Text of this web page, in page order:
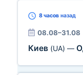
8 часов назад
08.08–31.08
Киев (UA) —